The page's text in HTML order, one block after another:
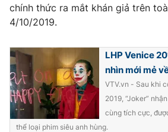
VTV Money VTV
VTV Sức khoẻ Bất
Thị trường 24h Tấm
VTV4 Vươn
chính thức ra mắt khán giả trên
4/10/2019.
LHP Venice
nhìn mới mẻ
VTV.vn - Sau khi
2019, “Joker”
cùng tích cực,
thể loại phim siêu anh hùng.